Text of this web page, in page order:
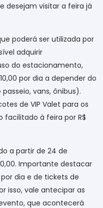
desejam visitar a feira já
poderá ser utilizada por
adquirir
do estacionamento,
por dia a depender do
vans, ônibus).
de VIP Valet para os
facilitado à feira por R$
a partir de 24 de
Importante destacar
dia e de tickets de
isso, vale antecipar as
que acontecerá